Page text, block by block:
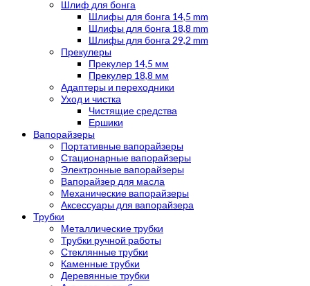
Шлиф для бонга
Шлифы для бонга 14,5 mm
Шлифы для бонга 18,8 mm
Шлифы для бонга 29,2 mm
Прекулеры
Прекулер 14,5 мм
Прекулер 18,8 мм
Адаптеры и переходники
Уход и чистка
Чистящие средства
Ершики
Вапорайзеры
Портативные вапорайзеры
Стационарные вапорайзеры
Электронные вапорайзеры
Вапорайзер для масла
Механические вапорайзеры
Аксессуары для вапорайзера
Трубки
Металлические трубки
Трубки ручной работы
Стеклянные трубки
Каменные трубки
Деревянные трубки